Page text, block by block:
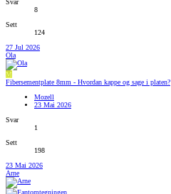
Svar
8
Sett
124
27 Jul 2026
Ola
M
Fibersementplate 8mm - Hvordan kappe og sage i platen?
Mozell
23 Mai 2026
Svar
1
Sett
198
23 Mai 2026
Arne